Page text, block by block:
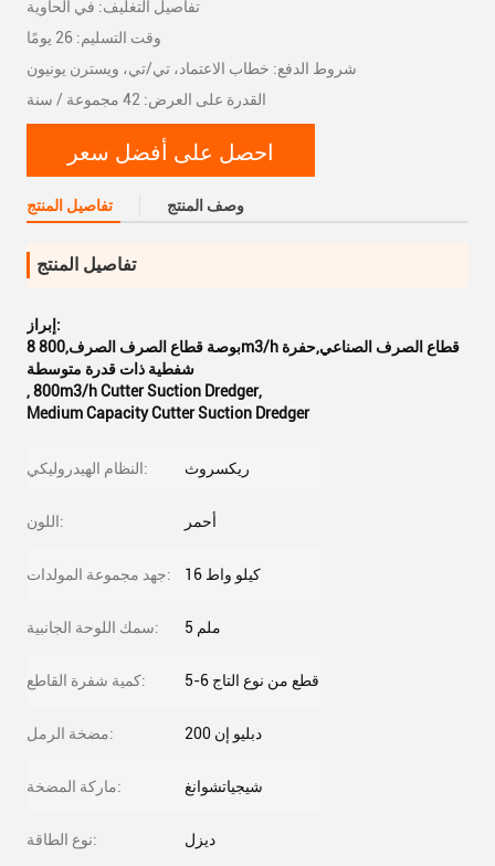
تفاصيل التغليف: في الحاوية
وقت التسليم: 26 يومًا
شروط الدفع: خطاب الاعتماد، تي/تي، ويسترن يونيون
القدرة على العرض: 42 مجموعة / سنة
احصل على أفضل سعر
تفاصيل المنتج وصف المنتج
تفاصيل المنتج
إبراز:
8 بوصة قطاع الصرف الصرف,800m3/h قطاع الصرف الصناعي,حفرة
شفطية ذات قدرة متوسطة
,800m3/h Cutter Suction Dredger,
Medium Capacity Cutter Suction Dredger
النظام الهيدروليكي: ريكسروث
اللون: أحمر
جهد مجموعة المولدات: 16 كيلو واط
سمك اللوحة الجانبية: 5 ملم
كمية شفرة القاطع: 5-6 قطع من نوع التاج
مضخة الرمل: دبليو إن 200
ماركة المضخة: شيجياتشوانغ
نوع الطاقة: ديزل